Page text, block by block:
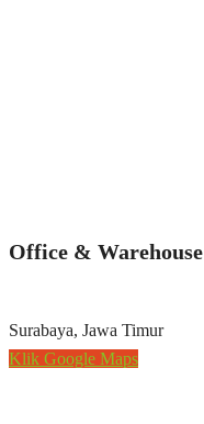
Office & Warehouse
Surabaya, Jawa Timur
Klik Google Maps